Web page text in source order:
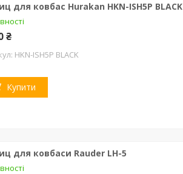
для ковбас Hurakan HKN-ISH5P BLACK
₴
HKN-ISH5P BLACK
Купити
для ковбаси Rauder LH-5